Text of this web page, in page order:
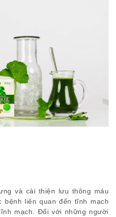
và cải thiện lưu thông máu
liên quan đến tĩnh mạch
mạch. Đối với những người